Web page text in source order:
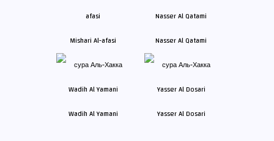
Mishari Al-afasi Nasser Al Qatami
Wadih Al Yamani Yasser Al Dosari